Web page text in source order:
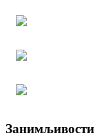
Занимљивости